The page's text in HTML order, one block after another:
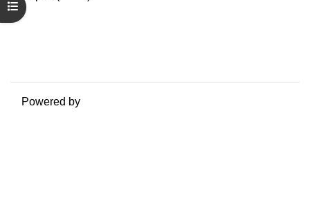
Apri indice del corso
Riepilogo della conservazione dei dati
Powered by